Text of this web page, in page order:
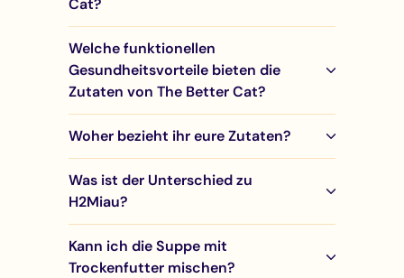
Cat?
Welche funktionellen
Gesundheitsvorteile bieten die
Zutaten von The Better Cat?
Woher bezieht ihr eure Zutaten?
Was ist der Unterschied zu
H2Miau?
Kann ich die Suppe mit
Trockenfutter mischen?